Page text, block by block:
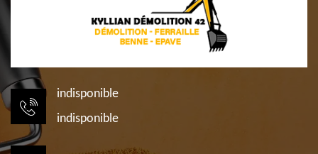
indisponible
indisponible